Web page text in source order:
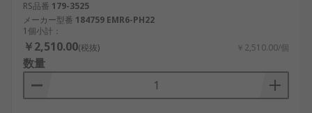
RS品番 179-3525
メーカー型番 184759 EMR6-PH22
1個小計：
￥2,510.00(税抜) ￥2,510.00/個
数量